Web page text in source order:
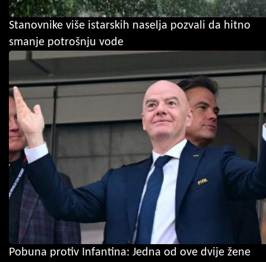
Stanovnike više istarskih naselja pozvali da hitno
smanje potrošnju vode
Pobuna protiv Infantina: Jedna od ove dvije žene